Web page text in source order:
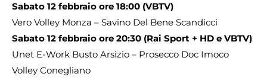
Sabato 12 febbraio ore 18:00 (VBTV)
Vero Volley Monza – Savino Del Bene Scandicci
Sabato 12 febbraio ore 20:30 (Rai Sport + HD e VBTV)
Unet E-Work Busto Arsizio – Prosecco Doc Imoco
Volley Conegliano